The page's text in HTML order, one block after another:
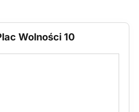
Wolności 10